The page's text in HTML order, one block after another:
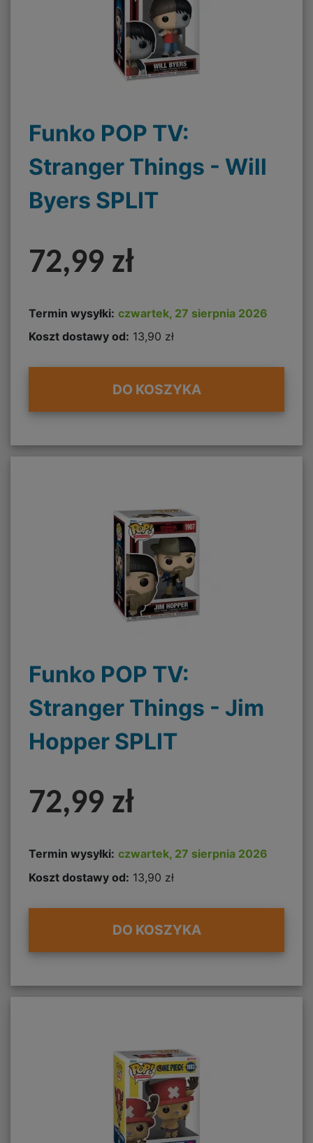
Funko POP TV:
Stranger Things - Will
Byers SPLIT
72,99 zł
Termin wysyłki: czwartek, 27 sierpnia 2026
Koszt dostawy od: 13,90 zł
DO KOSZYKA
Funko POP TV:
Stranger Things - Jim
Hopper SPLIT
72,99 zł
Termin wysyłki: czwartek, 27 sierpnia 2026
Koszt dostawy od: 13,90 zł
DO KOSZYKA